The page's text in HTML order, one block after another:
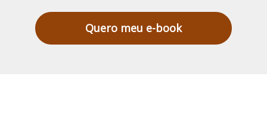
Quero meu e-book